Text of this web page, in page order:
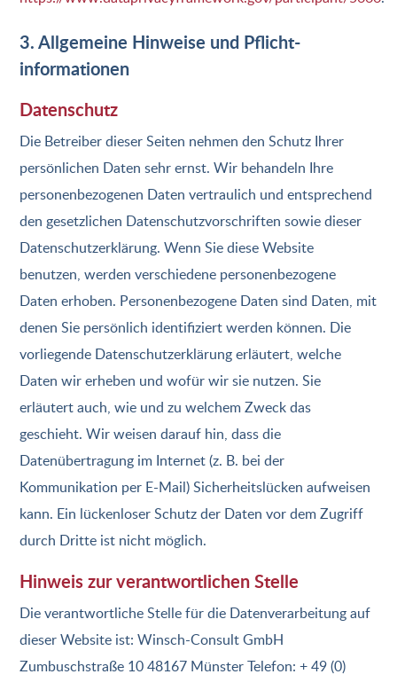
3. Allgemeine Hinweise und Pflicht­
informationen
Datenschutz
Die Betreiber dieser Seiten nehmen den Schutz Ihrer
persönlichen Daten sehr ernst. Wir behandeln Ihre
personenbezogenen Daten vertraulich und entsprechend
den gesetzlichen Datenschutzvorschriften sowie dieser
Datenschutzerklärung. Wenn Sie diese Website
benutzen, werden verschiedene personenbezogene
Daten erhoben. Personenbezogene Daten sind Daten, mit
denen Sie persönlich identifiziert werden können. Die
vorliegende Datenschutzerklärung erläutert, welche
Daten wir erheben und wofür wir sie nutzen. Sie
erläutert auch, wie und zu welchem Zweck das
geschieht. Wir weisen darauf hin, dass die
Datenübertragung im Internet (z. B. bei der
Kommunikation per E-Mail) Sicherheitslücken aufweisen
kann. Ein lückenloser Schutz der Daten vor dem Zugriff
durch Dritte ist nicht möglich.
Hinweis zur verantwortlichen Stelle
Die verantwortliche Stelle für die Datenverarbeitung auf
dieser Website ist: Winsch-Consult GmbH
Zumbuschstraße 10 48167 Münster Telefon: + 49 (0)